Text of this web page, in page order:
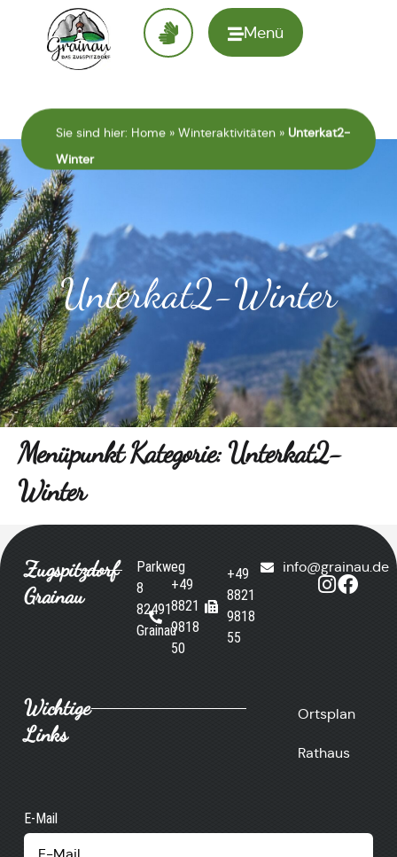
Menü
Zur
Sie sind hier: Home » Winteraktivitäten » Unterkat2-
Winter
Unterkat2-Winter
Menüpunkt Kategorie:Unterkat2-
Winter
Zugspitzdorf
Grainau
Parkweg
8
82491
Grainau
+49
8821
9818
50
+49
8821
9818
55
info@grainau.de
Wichtige
Links
Ortsplan
Rathaus
E-Mail